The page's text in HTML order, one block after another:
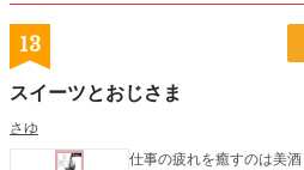
13
スイーツとおじさま
さゆ
仕事の疲れを癒すのは美